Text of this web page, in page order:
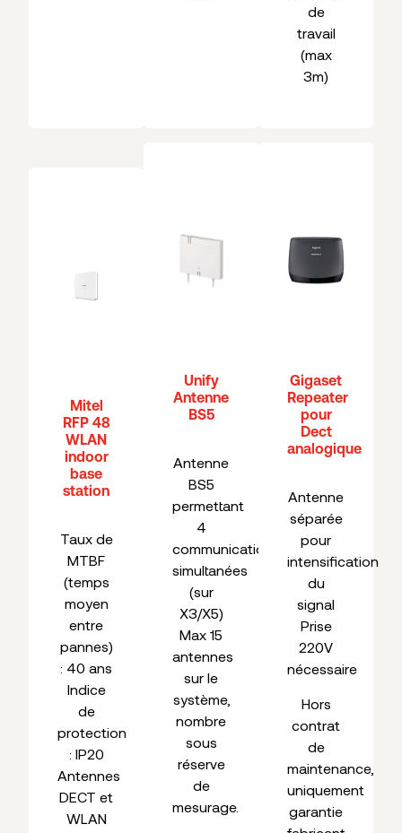
de
travail
(max
3m)
Mitel
RFP 48
WLAN
indoor
base
station
Taux de
MTBF
(temps
moyen
entre
pannes)
: 40 ans
Indice
de
protection
: IP20
Antennes
DECT et
WLAN
Unify
Antenne
BS5
Antenne
BS5
permettant
4
communications
simultanées
(sur
X3/X5)
Max 15
antennes
sur le
système,
nombre
sous
réserve
de
mesurage.
Gigaset
Repeater
pour
Dect
analogique
Antenne
séparée
pour
intensification
du
signal
Prise
220V
nécessaire
Hors
contrat
de
maintenance,
uniquement
garantie